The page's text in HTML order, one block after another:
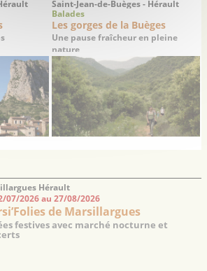
Saint-Jean-de-Buèges - Hérault
Balades
Les gorges de la Buèges
Une pause fraîcheur en pleine
nature
Hérault
07/2026 au 27/08/2026
de Marsillargues
festives avec marché nocturne et